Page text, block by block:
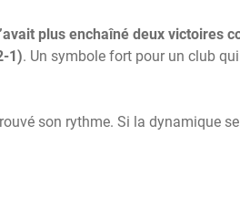
plus enchaîné deux victoires
1). Un symbole fort pour un club
son rythme. Si la dynamique